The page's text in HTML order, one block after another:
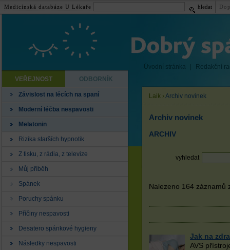
Úvodní stránka
Redakční
VEŘEJNOST
ODBORNÍK
Závislost na lécích na spaní
Moderní léčba nespavosti
Melatonin
Rizika starších hypnotik
Z tisku, z rádia, z televize
Můj příběh
Spánek
Poruchy spánku
Příčiny nespavosti
Desatero spánkové hygieny
Následky nespavosti
Laik › Archiv novinek
Archiv novinek
ARCHIV
vyhledat
Nalezeno 164 záznamů
Jak na
AVS
Medicínská databáze U Lékaře hledat